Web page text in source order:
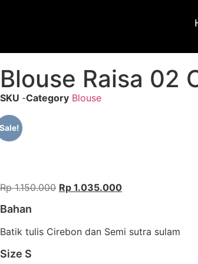
Blouse Raisa 02
SKU -Category Blouse
Rp1.150.000 Rp 1.035.000
Bahan
Batik tulis Cirebon dan Semi sutra sulam
Size S